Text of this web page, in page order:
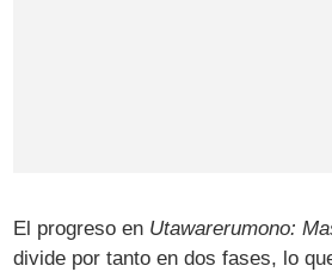
El progreso en Utawarerumono:
divide por tanto en dos fases, lo